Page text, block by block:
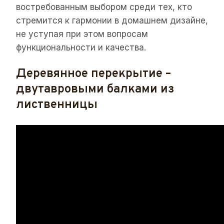
востребованным выбором среди тех, кто
стремится к гармонии в домашнем дизайне,
не уступая при этом вопросам
функциональности и качества.
Деревянное перекрытие –
двутавровыми балками из
лиственницы